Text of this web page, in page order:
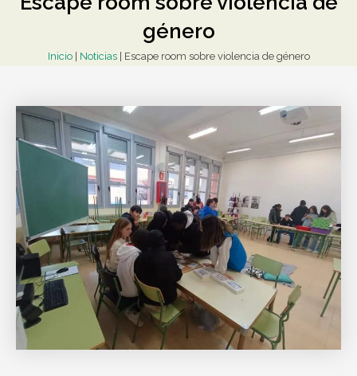
género
Inicio| Noticias| Escape room sobre violencia de género